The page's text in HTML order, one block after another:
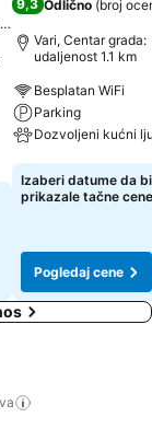
9,3 Odlično (broj
Vari, Centar grada:
udaljenost 1.1 km
Besplatan WiFi
Parking
Pogledaj cene
Izaberi datume da
prikazale tačne cene
Pogledaj cene